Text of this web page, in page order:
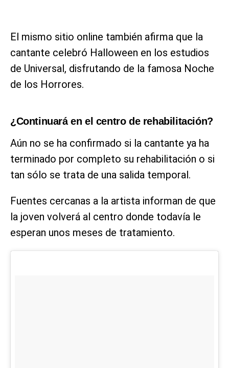
El mismo sitio online también afirma que la
cantante celebró Halloween en los estudios
de Universal, disfrutando de la famosa Noche
de los Horrores.
¿Continuará en el centro de rehabilitación?
Aún no se ha confirmado si la cantante ya ha
terminado por completo su rehabilitación o si
tan sólo se trata de una salida temporal.
Fuentes cercanas a la artista informan de que
la joven volverá al centro donde todavía le
esperan unos meses de tratamiento.